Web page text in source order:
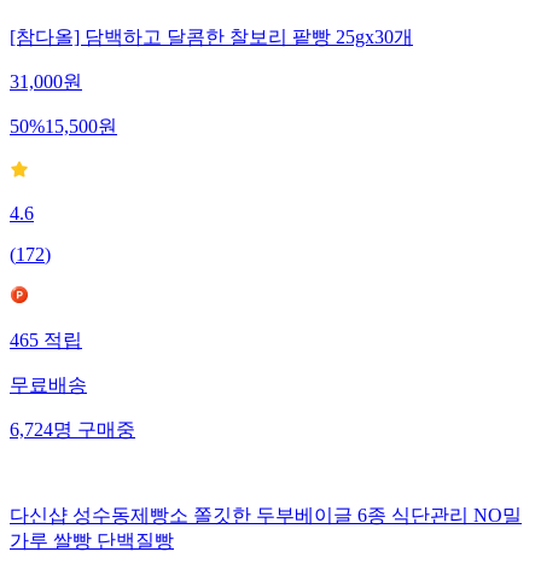
[참다올] 담백하고 달콤한 찰보리 팥빵 25gx30개
31,000원
50%15,500원
4.6
(172)
465적립
무료배송
6,724명구매중
다신샵 성수동제빵소 쫄깃한 두부베이글 6종 식단관리 NO밀
가루 쌀빵 단백질빵